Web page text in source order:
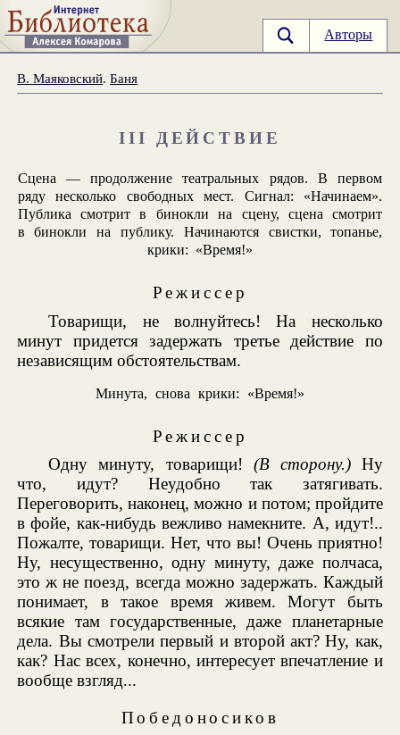
Авторы
В. Маяковский.Баня
III ДЕЙСТВИЕ
Сцена — продолжение театральных рядов. В первом
ряду несколько свободных мест. Сигнал: «Начинаем».
Публика смотрит в бинокли на сцену, сцена смотрит
в бинокли на публику. Начинаются свистки, топанье,
крики: «Время!»
Режиссер
Товарищи, не волнуйтесь! На несколько
минут придется задержать третье действие по
независящим обстоятельствам.
Минута, снова крики: «Время!»
Режиссер
Одну минуту, товарищи! (В сторону.)Ну
что, идут? Неудобно так затягивать.
Переговорить, наконец, можно и потом; пройдите
в фойе, как-нибудь вежливо намекните. А, идут!..
Пожалте, товарищи. Нет, что вы! Очень приятно!
Ну, несущественно, одну минуту, даже полчаса,
это ж не поезд, всегда можно задержать. Каждый
понимает, в такое время живем. Могут быть
всякие там государственные, даже планетарные
дела. Вы смотрели первый и второй акт? Ну, как,
как? Нас всех, конечно, интересует впечатление и
вообще взгляд...
Победоносиков